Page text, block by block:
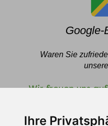
Ihre
Google-
Waren Sie
Wir freuen uns